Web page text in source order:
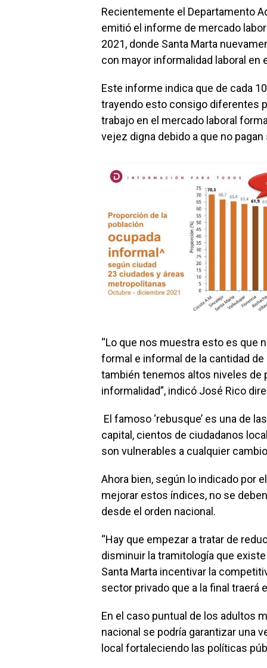
Recientemente el Departamento
emitió el informe de mercado
2021, donde Santa Marta
con mayor informalidad laboral en
Este informe indica que de cada
trayendo esto consigo diferentes
trabajo en el mercado laboral
vejez digna debido a que no
“Lo que nos muestra esto es que
formal e informal de la cantidad
también tenemos altos niveles de
informalidad”, indicó José Rico
El famoso ‘rebusque’ es una de
capital, cientos de ciudadanos
son vulnerables a cualquier
Ahora bien, según lo indicado por
mejorar estos índices, no se
desde el orden nacional.
“Hay que empezar a tratar de
disminuir la tramitología que
Santa Marta incentivar la
sector privado que a la final traerá
En el caso puntual de los adultos
nacional se podría garantizar una
local fortaleciendo las políticas